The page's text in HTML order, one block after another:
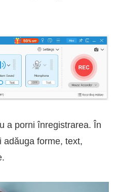
a porni înregistrarea. În
adăuga forme, text,